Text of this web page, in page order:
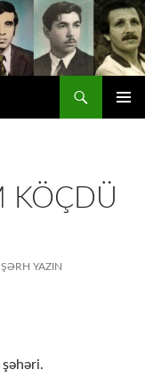
KÖÇDÜ
ŞƏRH YAZIN